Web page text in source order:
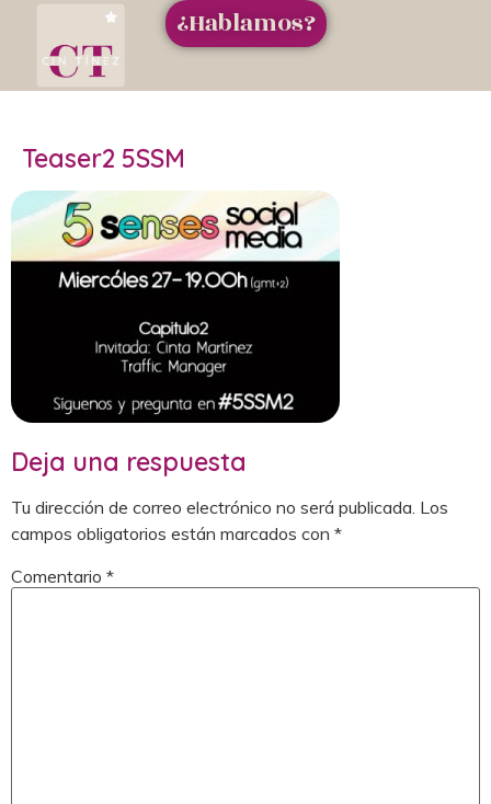
¿Hablamos?
Teaser2 5SSM
Deja una respuesta
Tu dirección de correo electrónico no será publicada. Los
campos obligatorios están marcados con *
Comentario *